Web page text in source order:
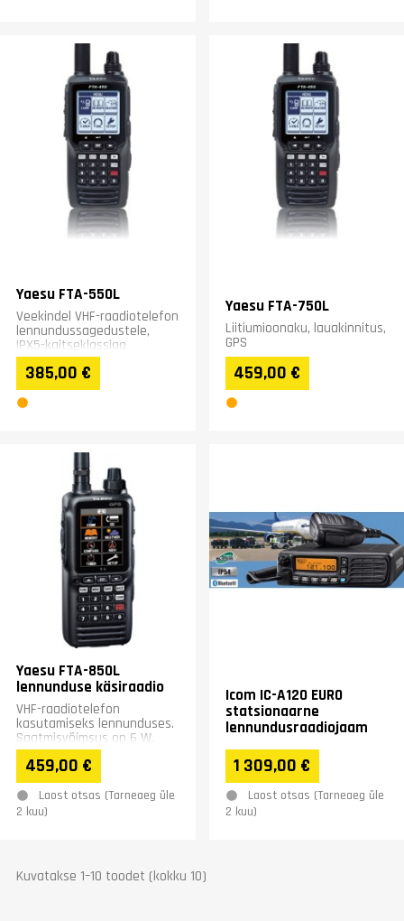
Yaesu FTA-550L
Veekindel VHF-raadiotelefon
lennundussagedustele,
IPX5-kaitseklassiga
385,00 €
Yaesu FTA-750L
Liitiumioonaku, lauakinnitus,
GPS
459,00 €
Yaesu FTA-850L
lennunduse käsiraadio
VHF-raadiotelefon
kasutamiseks lennunduses.
Saatmisvõimsus on 6 W.
459,00 €
Laost otsas (Tarneaeg üle
2 kuu)
Icom IC-A120 EURO
statsionaarne
lennundusraadiojaam
1 309,00 €
Laost otsas (Tarneaeg üle
2 kuu)
Kuvatakse 1–10 toodet (kokku 10)